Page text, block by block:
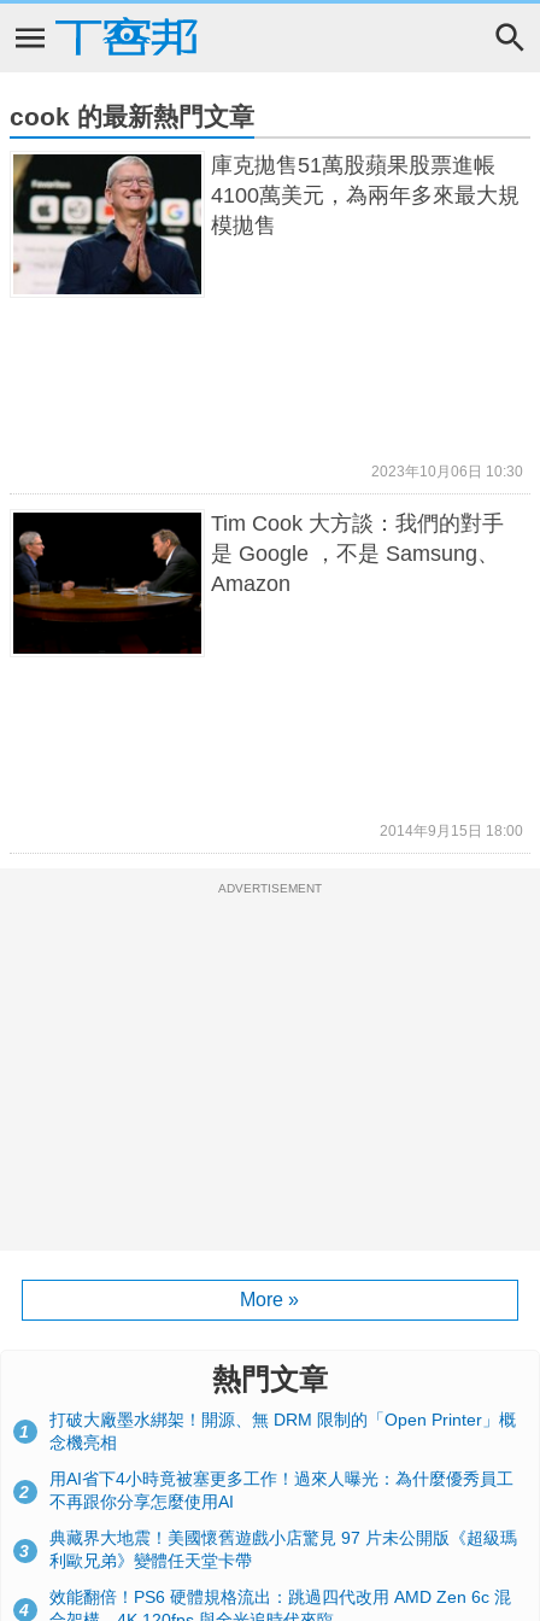
cook 的最新熱門文章
庫克拋售51萬股蘋果股票進帳
4100萬美元，為兩年多來最大規
模拋售
2023年10月06日 10:30
Tim Cook 大方談：我們的對手
是 Google ，不是 Samsung、
Amazon
2014年9月15日 18:00
ADVERTISEMENT
More »
熱門文章
1
打破大廠墨水綁架！開源、無 DRM 限制的「Open Printer」概
念機亮相
2
用AI省下4小時竟被塞更多工作！過來人曝光：為什麼優秀員工
不再跟你分享怎麼使用AI
3
典藏界大地震！美國懷舊遊戲小店驚見 97 片未公開版《超級瑪
利歐兄弟》變體任天堂卡帶
4
效能翻倍！PS6 硬體規格流出：跳過四代改用 AMD Zen 6c 混